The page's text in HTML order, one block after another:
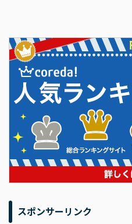
スポンサーリンク